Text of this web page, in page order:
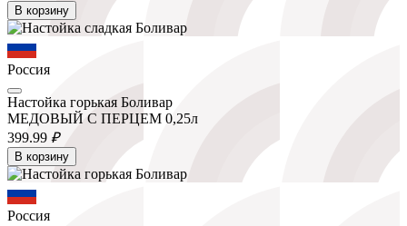
В корзину
Россия
Настойка горькая Боливар
МЕДОВЫЙ С ПЕРЦЕМ 0,25л
399.99 ₽
В корзину
Россия